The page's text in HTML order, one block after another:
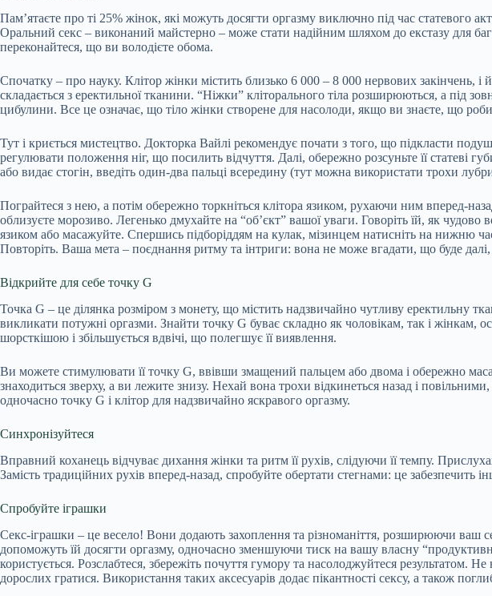
Пам’ятаєте про ті 25% жінок, які можуть досягти оргазму виключно під час
Оральний секс – виконаний майстерно – може стати надійним шляхом до екстазу для
переконайтеся, що ви володієте обома.
Спочатку – про науку. Клітор жінки містить близько 6 000 – 8 000 нервових закінчень,
складається з еректильної тканини. “Ніжки” кліторального тіла розширюються, а під
цибулини. Все це означає, що тіло жінки створене для насолоди, якщо ви знаєте, що
Тут і криється мистецтво. Докторка Вайлі рекомендує почати з того, що підкласти
регулювати положення ніг, що посилить відчуття. Далі, обережно розсуньте її
або видає стогін, введіть один-два пальці всередину (тут можна використати трохи
Пограйтеся з нею, а потім обережно торкніться клітора язиком, рухаючи ним вперед-
облизуєте морозиво. Легенько дмухайте на “об’єкт” вашої уваги. Говоріть їй, як
язиком або масажуйте. Спершись підборіддям на кулак, мізинцем натисніть на нижню
Повторіть. Ваша мета – поєднання ритму та інтриги: вона не може вгадати, що буде
Відкрийте для себе точку G
Точка G – це ділянка розміром з монету, що містить надзвичайно чутливу еректильну
викликати потужні оргазми. Знайти точку G буває складно як чоловікам, так і жінкам,
шорсткішою і збільшується вдвічі, що полегшує її виявлення.
Ви можете стимулювати її точку G, ввівши змащений пальцем або двома і обережно
знаходиться зверху, а ви лежите знизу. Нехай вона трохи відкинеться назад і
одночасно точку G і клітор для надзвичайно яскравого оргазму.
Синхронізуйтеся
Вправний коханець відчуває дихання жінки та ритм її рухів, слідуючи її темпу.
Замість традиційних рухів вперед-назад, спробуйте обертати стегнами: це
Спробуйте іграшки
Секс-іграшки – це весело! Вони додають захоплення та різноманіття, розширюючи
допоможуть їй досягти оргазму, одночасно зменшуючи тиск на вашу власну
користується. Розслабтеся, збережіть почуття гумору та насолоджуйтеся результатом.
дорослих гратися. Використання таких аксесуарів додає пікантності сексу, а також